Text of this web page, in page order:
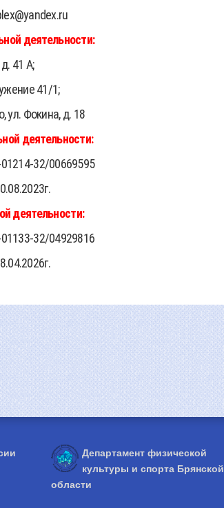
деятельности:
41 А;
41/1;
ул. Фокина, д. 18
деятельности:
32/00669595
деятельности:
32/04929816
Департамент физической
культуры и спорта Брянской
области